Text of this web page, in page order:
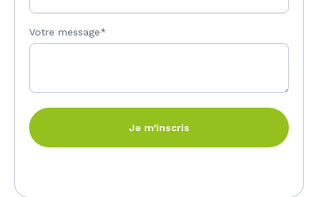
Votre message*
Je m’inscris